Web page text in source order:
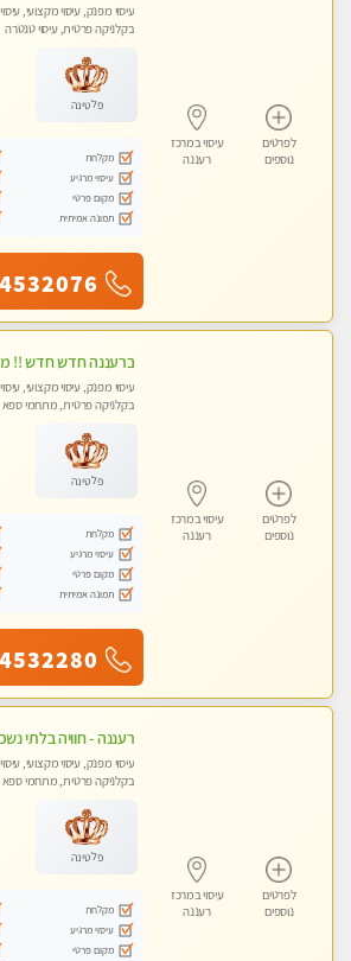
לפרטים
נוספים
עיסוי במרכז
רעננה
עיסוי מפנק, עיסוי מקצועי, עיסוי
בקלניקה פרטית, עיסוי טנטרה
פלטינה
מקלחת
עיסוי מרגיע
מקום פרטי
תמונה אמיתית
לפרטים
נוספים
עיסוי במרכז
רעננה
עיסוי מפנק, עיסוי מקצועי, עיסוי
בקלניקה פרטית, מתחמי
פלטינה
מקלחת
עיסוי מרגיע
מקום פרטי
תמונה אמיתית
לפרטים
נוספים
עיסוי במרכז
רעננה
עיסוי מפנק, עיסוי מקצועי, עיסוי
בקלניקה פרטית, מתחמי
פלטינה
מקלחת
עיסוי מרגיע
מקום פרטי